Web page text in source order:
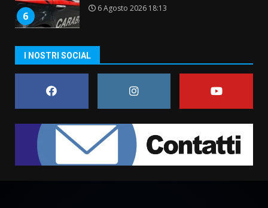
6
6 Agosto 2026 18:13
di aperture straordinarie del
Comune di Fasano
6 Agosto 2026 14:16
1
La Banda Città di Fasano apre
ufficialmente la Festa di
Savelletri
8 Agosto 2026 11:00
I NOSTRI SOCIAL